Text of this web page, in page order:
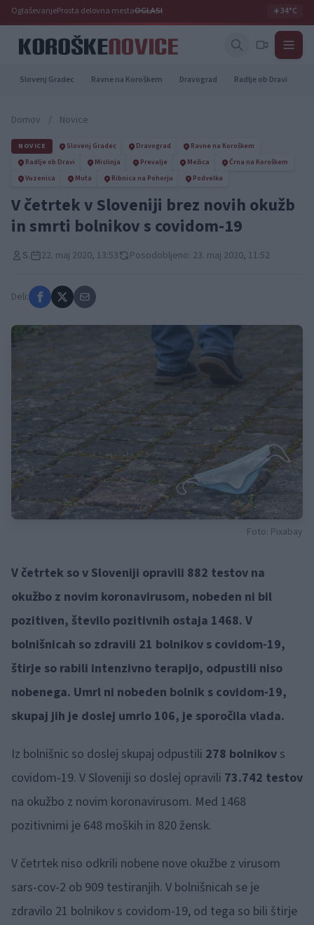
OglaševanjeProsta delovna mestaOGLASI ☀️34°C
Slovenj Gradec Ravne na Koroškem Dravograd Radlje ob Dravi
Domov / Novice
NOVICE Slovenj Gradec Dravograd
Ravne na Koroškem
Radlje ob Dravi
Mislinja Prevalje Mežica
Črna na Koroškem
Vuzenica
Muta Ribnica na Pohorju Podvelka
V četrtek v Sloveniji brez novih okužb
in smrti bolnikov s covidom-19
S. 22. maj 2020, 13:53 Posodobljeno: 23. maj 2020, 11:52
Deli:
Foto: Pixabay
V četrtek so v Sloveniji opravili 882 testov na
okužbo z novim koronavirusom, nobeden ni bil
pozitiven, število pozitivnih ostaja 1468. V
bolnišnicah so zdravili 21 bolnikov s covidom-19,
štirje so rabili intenzivno terapijo, odpustili niso
nobenega. Umrl ni nobeden bolnik s covidom-19,
skupaj jih je doslej umrlo 106, je sporočila vlada.
Iz bolnišnic so doslej skupaj odpustili 278 bolnikov s
covidom-19. V Sloveniji so doslej opravili 73.742 testov
na okužbo z novim koronavirusom. Med 1468
pozitivnimi je 648 moških in 820 žensk.
V četrtek niso odkrili nobene nove okužbe z virusom
sars-cov-2 ob 909 testiranjih. V bolnišnicah se je
zdravilo 21 bolnikov s covidom-19, od tega so bili štirje